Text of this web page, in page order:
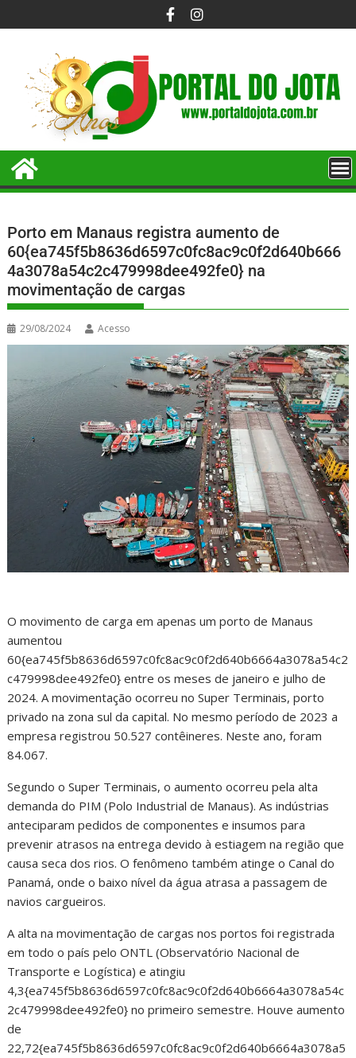
Porto em Manaus registra aumento de
60{ea745f5b8636d6597c0fc8ac9c0f2d640b666
4a3078a54c2c479998dee492fe0} na
movimentação de cargas
29/08/2024 Acesso
O movimento de carga em apenas um porto de Manaus
aumentou
60{ea745f5b8636d6597c0fc8ac9c0f2d640b6664a3078a54c2
c479998dee492fe0} entre os meses de janeiro e julho de
2024. A movimentação ocorreu no Super Terminais, porto
privado na zona sul da capital. No mesmo período de 2023 a
empresa registrou 50.527 contêineres. Neste ano, foram
84.067.
Segundo o Super Terminais, o aumento ocorreu pela alta
demanda do PIM (Polo Industrial de Manaus). As indústrias
anteciparam pedidos de componentes e insumos para
prevenir atrasos na entrega devido à estiagem na região que
causa seca dos rios. O fenômeno também atinge o Canal do
Panamá, onde o baixo nível da água atrasa a passagem de
navios cargueiros.
A alta na movimentação de cargas nos portos foi registrada
em todo o país pelo ONTL (Observatório Nacional de
Transporte e Logística) e atingiu
4,3{ea745f5b8636d6597c0fc8ac9c0f2d640b6664a3078a54c
2c479998dee492fe0} no primeiro semestre. Houve aumento
de
22,72{ea745f5b8636d6597c0fc8ac9c0f2d640b6664a3078a5